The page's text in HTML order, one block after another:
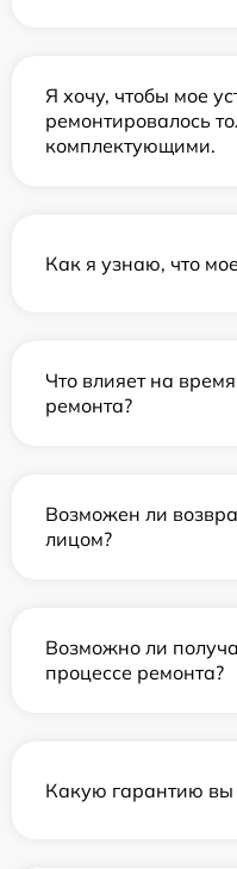
Я хочу, чтобы мое
ремонтировалось
комплектующими.
Как я узнаю, что
Что влияет на
ремонта?
Возможен ли
лицом?
Возможно ли
процессе ремонта?
Какую гарантию вы